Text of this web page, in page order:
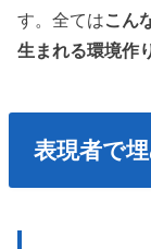
す。全てはこん
生まれる環境作
表現者で